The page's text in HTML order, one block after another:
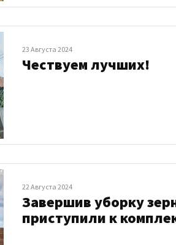
23 Августа 2024
Чествуем лучших!
22 Августа 2024
Завершив уборку
приступили к